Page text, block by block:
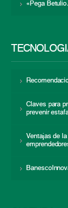
«Pega
Claves para
prevenir
Ventajas de